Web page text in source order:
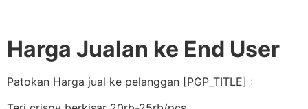
Harga Jualan ke End User
Patokan Harga jual ke pelanggan [PGP_TITLE] :